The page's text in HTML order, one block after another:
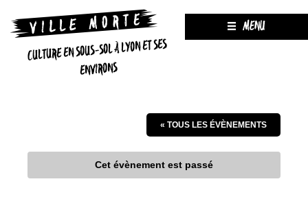
CULTURE EN SOUS-SOL À LYON ET SES
ENVIRONS
MENU
« TOUS LES ÉVÈNEMENTS
Cet évènement est passé